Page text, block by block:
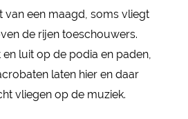
van een maagd, soms vliegt
de rijen toeschouwers.
luit op de podia en paden,
laten hier en daar
vliegen op de muziek.